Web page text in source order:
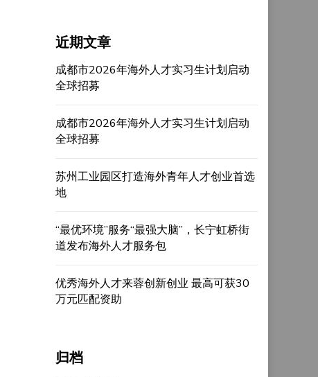
近期文章
成都市2026年海外人才实习生计划启动
全球招募
成都市2026年海外人才实习生计划启动
全球招募
苏州工业园区打造海外青年人才创业首选
地
“最优环境”服务“最强大脑”，长宁虹桥街
道发布海外人才服务包
优秀海外人才来蓉创新创业 最高可获30
万元匹配资助
归档